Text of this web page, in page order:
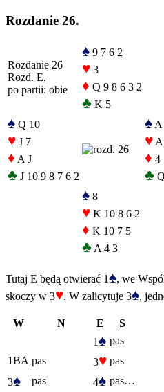
Rozdanie 26.
Rozdanie 26
Rozd. E,
po partii: obie
♠ 9 7 6 2
♥ 3
♦ Q 9 8 6 3 2
♣ K 5
♠ Q 10
♥ J 7
♦ A J
♣ J 10 9 8 7 6 2
♠ A
♥
♦ 4
♣ Q
♠ 8
♥ K 10 8 6 2
♦ K 10 7 5
♣ A 4 3
Tutaj E będą otwierać 1♠, we
skoczy w 3♥. W zalicytuje 3♠,
W N E
S
1♠ pas
1BA pas 3♥ pas
3♠ pas 4♠ pas…